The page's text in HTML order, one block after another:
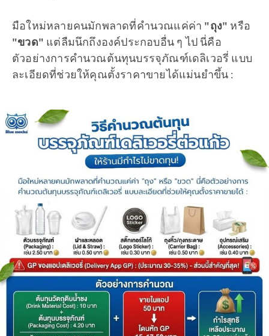
มือใหม่หลายคนมักพลาดที่คำนวณแค่ค่า "ถุง" หรือ
"ขวด" แต่ลืมนึกถึงองค์ประกอบอื่น ๆ ไป นี่คือ
ตัวอย่างการคำนวณต้นทุนบรรจุภัณฑ์เดลิเวอรี่ แบบ
ละเอียดที่ช่วยให้คุณตั้งราคาขายได้แม่นยำขึ้น :